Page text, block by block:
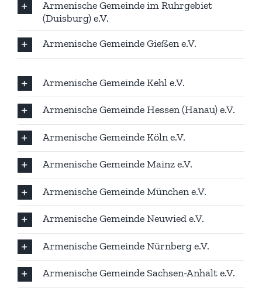
Armenische Gemeinde im Ruhrgebiet
(Duisburg) e.V.
Armenische Gemeinde Gießen e.V.
Armenische Gemeinde Kehl e.V.
Armenische Gemeinde Hessen (Hanau) e.V.
Armenische Gemeinde Köln e.V.
Armenische Gemeinde Mainz e.V.
Armenische Gemeinde München e.V.
Armenische Gemeinde Neuwied e.V.
Armenische Gemeinde Nürnberg e.V.
Armenische Gemeinde Sachsen-Anhalt e.V.